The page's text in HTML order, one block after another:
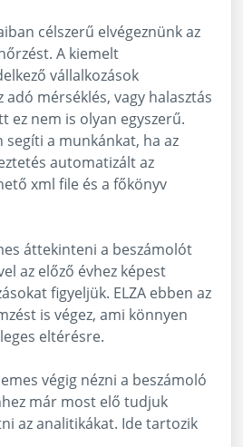
célszerű elvégeznünk az
A kiemelt
vállalkozások
adó mérséklés, vagy halasztás
ez nem is olyan egyszerű.
segíti a munkánkat, ha az
automatizált az
xml file és a főkönyv
áttekinteni a beszámolót
az előző évhez képest
figyeljük. ELZA ebben az
is végez, ami könnyen
eltérésre.
végig nézni a beszámoló
már most elő tudjuk
az analitikákat. Ide tartozik